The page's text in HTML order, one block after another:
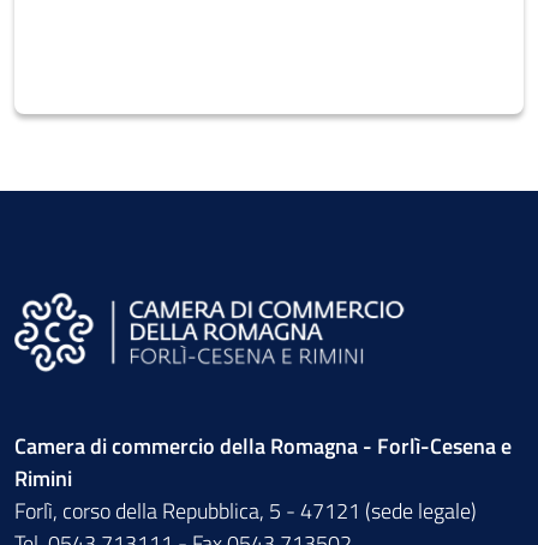
Camera di commercio della Romagna - Forlì-Cesena e
Rimini
Forlì, corso della Repubblica, 5 - 47121 (sede legale)